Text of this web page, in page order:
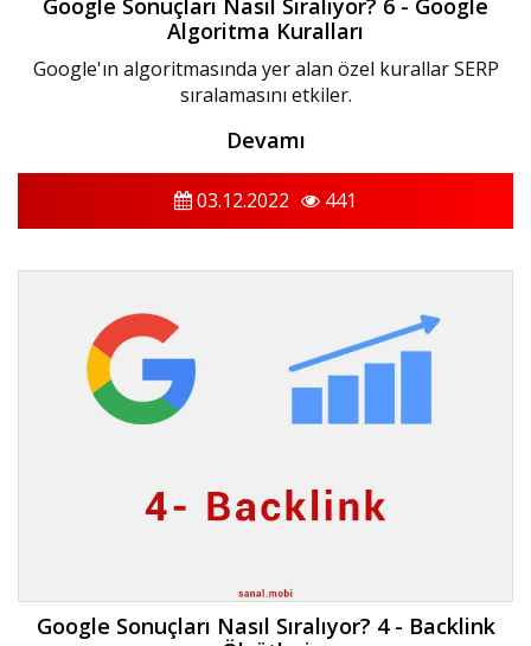
Google Sonuçları Nasıl Sıralıyor? 6 - Google
Algoritma Kuralları
Google'ın algoritmasında yer alan özel kurallar SERP
sıralamasını etkiler.
Devamı
03.12.2022 441
Google Sonuçları Nasıl Sıralıyor? 4 - Backlink